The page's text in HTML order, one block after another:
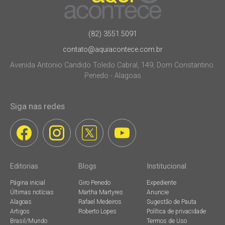
(82) 3551.5091
contato@aquiacontece.com.br
Avenida Antonio Candido Toledo Cabral, 149, Dom Constantino.
Penedo - Alagoas
Siga nas redes
Editorias
Página inicial
Últimas notícias
Alagoas
Artigos
Brasil/Mundo
Blogs
Giro Penedo
Martha Martyres
Rafael Medeiros
Roberto Lopes
Institucional
Expediente
Anuncie
Sugestão de Pauta
Política de privacidade
Termos de Uso